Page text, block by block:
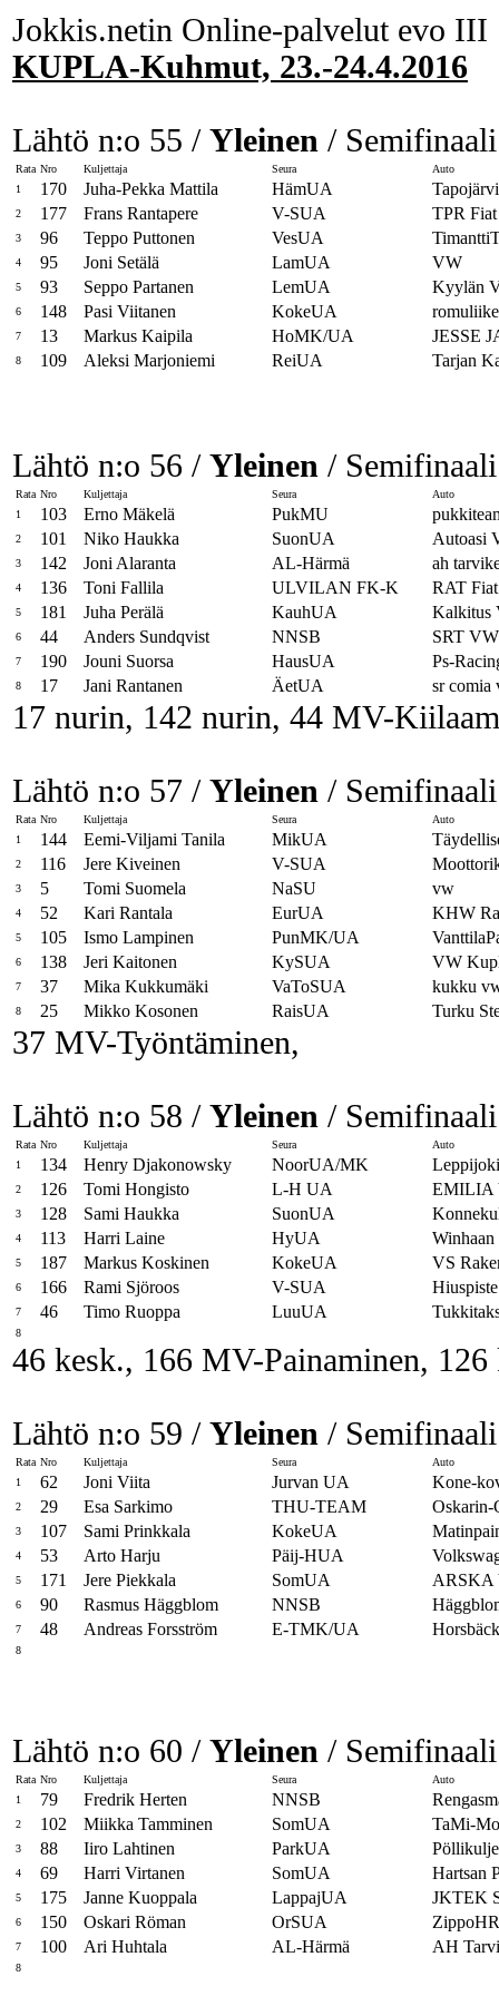
Jokkis.netin Online-palvelut evo III
KUPLA-Kuhmut, 23.-24.4.2016
Lähtö n:o 55 / Yleinen /
Rata Nro Kuljettaja Seura
Auto
1
170 Juha-Pekka Mattila HämUA
2 177 Frans Rantapere V-SUA TPR Fiat
3 96 Teppo Puttonen VesUA
4 95 Joni Setälä LamUA VW
5 93 Seppo Partanen LemUA Kyylän
6 148 Pasi Viitanen KokeUA
7 13 Markus Kaipila HoMK/UA JESSE
8 109 Aleksi Marjoniemi ReiUA Tarjan
Lähtö n:o 56 / Yleinen /
Rata Nro Kuljettaja Seura
Auto
1
103 Erno Mäkelä PukMU
2 101 Niko Haukka SuonUA Autoasi
3 142 Joni Alaranta AL-Härmä ah
4 136 Toni Fallila ULVILAN FK-K RAT Fiat
5 181 Juha Perälä KauhUA Kalkitus
6 44 Anders Sundqvist NNSB SRT VW
7 190 Jouni Suorsa HausUA Ps-
8 17 Jani Rantanen ÄetUA sr comia
17 nurin, 142 nurin, 44 MV-
Lähtö n:o 57 / Yleinen /
Rata Nro Kuljettaja Seura
Auto
1
144 Eemi-Viljami Tanila MikUA
2 116 Jere Kiveinen V-SUA
3 5 Tomi Suomela NaSU vw
4 52 Kari Rantala EurUA KHW
5 105 Ismo Lampinen PunMK/UA
6 138 Jeri Kaitonen KySUA VW
7 37 Mika Kukkumäki VaToSUA kukku
8 25 Mikko Kosonen RaisUA Turku
37 MV-Työntäminen,
Lähtö n:o 58 / Yleinen /
Rata Nro Kuljettaja Seura
Auto
1
134 Henry Djakonowsky NoorUA/MK
2 126 Tomi Hongisto L-H UA EMILIA
3 128 Sami Haukka SuonUA
4 113 Harri Laine HyUA
5 187 Markus Koskinen KokeUA VS
6 166 Rami Sjöroos V-SUA
7 46 Timo Ruoppa LuuUA
8
46 kesk., 166 MV-Painaminen, 126
Lähtö n:o 59 / Yleinen /
Rata Nro Kuljettaja Seura
Auto
1
62 Joni Viita Jurvan UA Kone-
2 29 Esa Sarkimo THU-TEAM Oskarin-
3 107 Sami Prinkkala KokeUA
4 53 Arto Harju Päij-HUA
5 171 Jere Piekkala SomUA ARSKA
6 90 Rasmus Häggblom NNSB
7 48 Andreas Forsström E-TMK/UA
8
Lähtö n:o 60 / Yleinen /
Rata Nro Kuljettaja Seura
Auto
1
79 Fredrik Herten NNSB
2 102 Miikka Tamminen SomUA TaMi-
3 88 Iiro Lahtinen ParkUA
4 69 Harri Virtanen SomUA Hartsan
5 175 Janne Kuoppala LappajUA JKTEK
6 150 Oskari Röman OrSUA
7 100 Ari Huhtala AL-Härmä AH
8